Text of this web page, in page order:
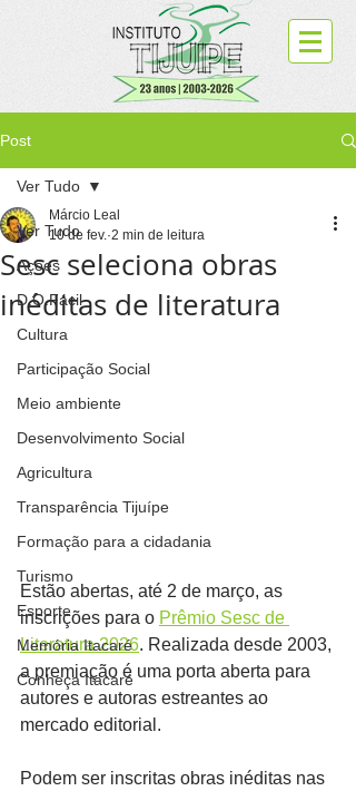
Post
Ver Tudo
Ações
D.O.Fácil
Cultura
Participação Social
Meio ambiente
Desenvolvimento Social
Agricultura
Transparência Tijuípe
Formação para a cidadania
Turismo
Esporte
Memória Itacaré
Conheça Itacaré
Ver Tudo
Sesc seleciona obras
inéditas de literatura
Márcio Leal
10 de fev. 2 min de leitura
Estão abertas, até 2 de março, as
inscrições para o Prêmio Sesc de
Literatura 2026. Realizada desde 2003,
a premiação é uma porta aberta para
autores e autoras estreantes ao
mercado editorial.
Podem ser inscritas obras inéditas nas